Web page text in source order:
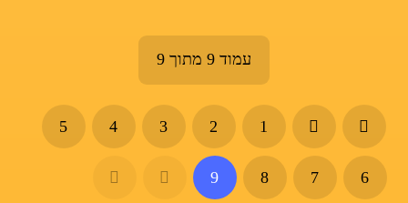
עמוד 9 מתוך 9
1
2
3
4
5
6
7
8
9